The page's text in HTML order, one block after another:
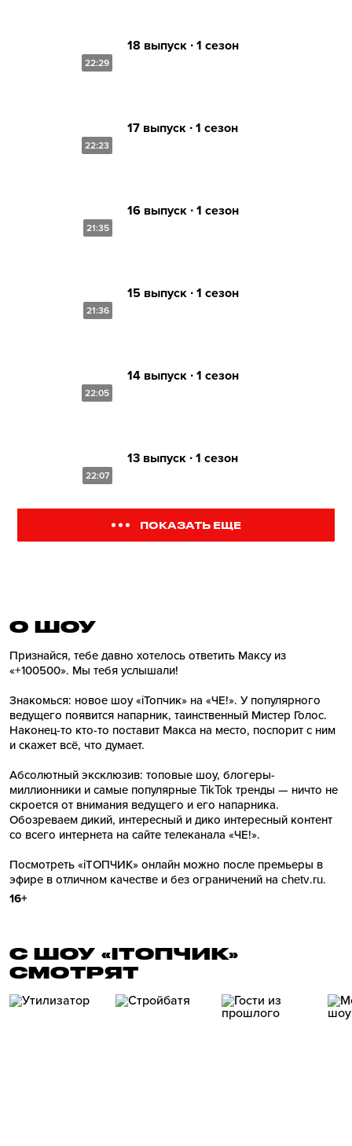
22:29
18 выпуск ∙ 1 сезон
22:23
17 выпуск ∙ 1 сезон
21:35
16 выпуск ∙ 1 сезон
21:36
15 выпуск ∙ 1 сезон
22:05
14 выпуск ∙ 1 сезон
22:07
13 выпуск ∙ 1 сезон
ПОКАЗАТЬ ЕЩЕ
О ШОУ
Признайся, тебе давно хотелось ответить Максу из
«+100500». Мы тебя услышали!
Знакомься: новое шоу «iТопчик» на «ЧЕ!». У популярного
ведущего появится напарник, таинственный Мистер Голос.
Наконец-то кто-то поставит Макса на место, поспорит с ним
и скажет всё, что думает.
Абсолютный эксклюзив: топовые шоу, блогеры-
миллионники и самые популярные TikTok тренды — ничто не
скроется от внимания ведущего и его напарника.
Обозреваем дикий, интересный и дико интересный контент
со всего интернета на сайте телеканала «ЧЕ!».
Посмотреть «iТОПЧИК» онлайн можно после премьеры в
эфире в отличном качестве и без ограничений на chetv.ru.
16+
С ШОУ «IТОПЧИК»
СМОТРЯТ